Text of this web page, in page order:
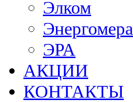
Элком
Энергомера
ЭРА
АКЦИИ
КОНТАКТЫ